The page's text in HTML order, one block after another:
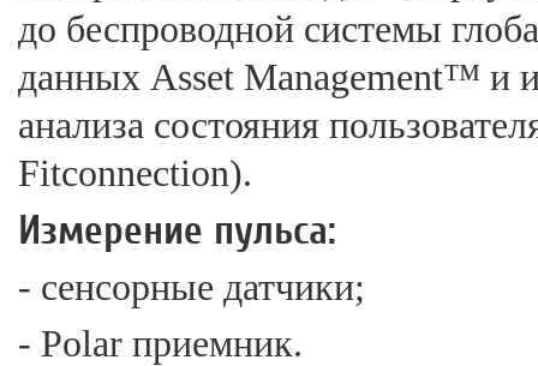
до беспроводной системы
данных Asset Management™ и
анализа состояния
Fitconnection).
Измерение пульса:
- сенсорные датчики;
- Polar приемник.